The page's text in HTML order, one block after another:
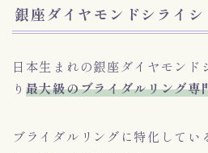
銀座ダイヤモンドシライシ
日本生まれの銀座ダイヤモンド
り 最大級のブライダルリング専
ブライダルリングに特化して